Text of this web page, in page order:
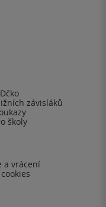
závisláků
školy
a vrácení